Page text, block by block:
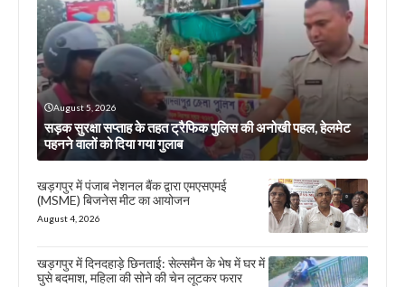
August 5, 2026
सड़क सुरक्षा सप्ताह के तहत ट्रैफिक पुलिस की अनोखी पहल, हेलमेट
पहनने वालों को दिया गया गुलाब
खड़गपुर में पंजाब नेशनल बैंक द्वारा एमएसएमई
(MSME) बिजनेस मीट का आयोजन
August 4, 2026
खड़गपुर में दिनदहाड़े छिनताई: सेल्समैन के भेष में घर में
घुसे बदमाश, महिला की सोने की चेन लूटकर फरार